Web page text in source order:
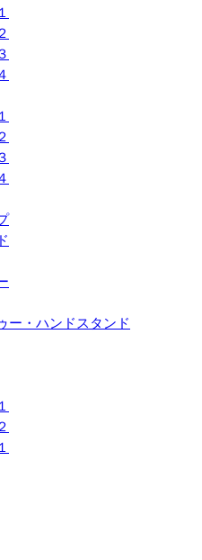
ー・ハンドスタンド